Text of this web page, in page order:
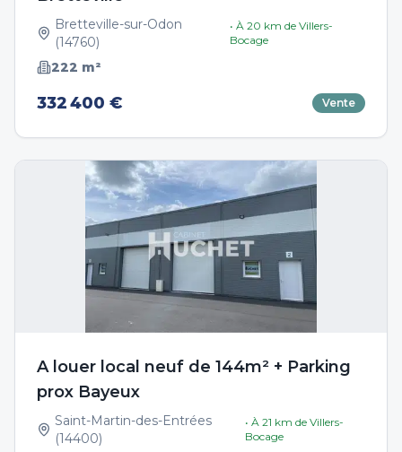
Bretteville-sur-Odon
(14760)
• À20 km deVillers-
Bocage
222 m²
332 400 € Vente
A louer local neuf de 144m² + Parking
prox Bayeux
Saint-Martin-des-Entrées
(14400)
• À 21 km de Villers-
Bocage